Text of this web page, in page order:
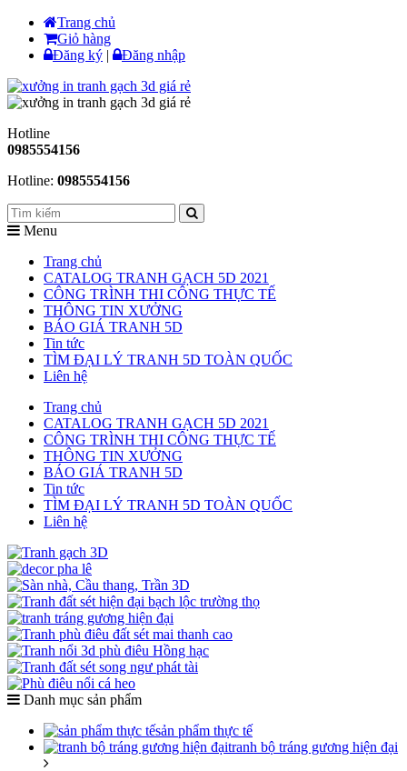
Trang chủ
Giỏ hàng
Đăng ký | Đăng nhập
Hotline
0985554156
Hotline: 0985554156
Menu
Trang chủ
CATALOG TRANH GẠCH 5D 2021
CÔNG TRÌNH THI CÔNG THỰC TẾ
THÔNG TIN XƯỞNG
BÁO GIÁ TRANH 5D
Tin tức
TÌM ĐẠI LÝ TRANH 5D TOÀN QUỐC
Liên hệ
Trang chủ
CATALOG TRANH GẠCH 5D 2021
CÔNG TRÌNH THI CÔNG THỰC TẾ
THÔNG TIN XƯỞNG
BÁO GIÁ TRANH 5D
Tin tức
TÌM ĐẠI LÝ TRANH 5D TOÀN QUỐC
Liên hệ
Danh mục sản phẩm
sản phẩm thực tế
tranh bộ tráng gương hiện đại